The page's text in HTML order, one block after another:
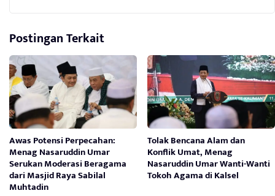
Postingan Terkait
Awas Potensi Perpecahan:
Menag Nasaruddin Umar
Serukan Moderasi Beragama
dari Masjid Raya Sabilal
Muhtadin
Tolak Bencana Alam dan
Konflik Umat, Menag
Nasaruddin Umar Wanti-Wanti
Tokoh Agama di Kalsel